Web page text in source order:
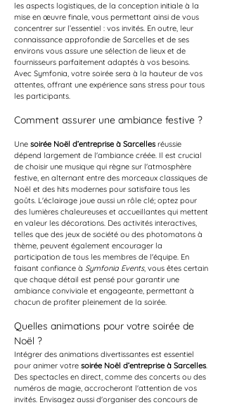
les aspects logistiques, de la conception initiale à la
mise en œuvre finale, vous permettant ainsi de vous
concentrer sur l’essentiel : vos invités. En outre, leur
connaissance approfondie de Sarcelles et de ses
environs vous assure une sélection de lieux et de
fournisseurs parfaitement adaptés à vos besoins.
Avec Symfonia, votre soirée sera à la hauteur de vos
attentes, offrant une expérience sans stress pour tous
les participants.
Comment assurer une ambiance festive ?
Une soirée Noël d’entreprise à Sarcelles réussie
dépend largement de l'ambiance créée. Il est crucial
de choisir une musique qui règne sur l'atmosphère
festive, en alternant entre des morceaux classiques de
Noël et des hits modernes pour satisfaire tous les
goûts. L'éclairage joue aussi un rôle clé; optez pour
des lumières chaleureuses et accueillantes qui mettent
en valeur les décorations. Des activités interactives,
telles que des jeux de société ou des photomatons à
thème, peuvent également encourager la
participation de tous les membres de l'équipe. En
faisant confiance à Symfonia Events, vous êtes certain
que chaque détail est pensé pour garantir une
ambiance conviviale et engageante, permettant à
chacun de profiter pleinement de la soirée.
Quelles animations pour votre soirée de
Noël ?
Intégrer des animations divertissantes est essentiel
pour animer votre soirée Noël d’entreprise à Sarcelles.
Des spectacles en direct, comme des concerts ou des
numéros de magie, accrocheront l'attention de vos
invités. Envisagez aussi d'organiser des concours de